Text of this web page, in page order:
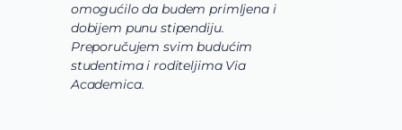
omogućilo da budem primljena i
dobijem punu stipendiju.
Preporučujem svim budućim
studentima i roditeljima Via
Academica.